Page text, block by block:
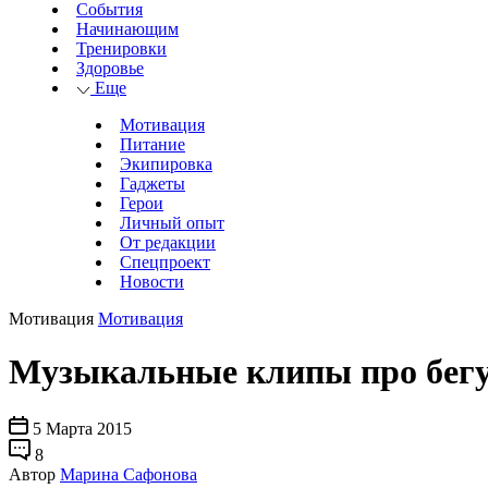
События
Начинающим
Тренировки
Здоровье
Еще
Мотивация
Питание
Экипировка
Гаджеты
Герои
Личный опыт
От редакции
Спецпроект
Новости
Мотивация Мотивация
Музыкальные клипы про
5 Марта 2015
8
Автор Марина Сафонова